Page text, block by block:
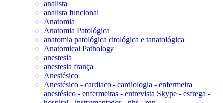
analista
analista funcional
Anatomia
Anatomia Patológica
anatomia patológica citológica e tanatológica
Anatomical Pathology
anestesia
anestesia frança
Anestésico
Anestésico - cardiaco - cardiologia - enfermeira
anestésico - enfermeiras - entrevista Skype - esfrega -